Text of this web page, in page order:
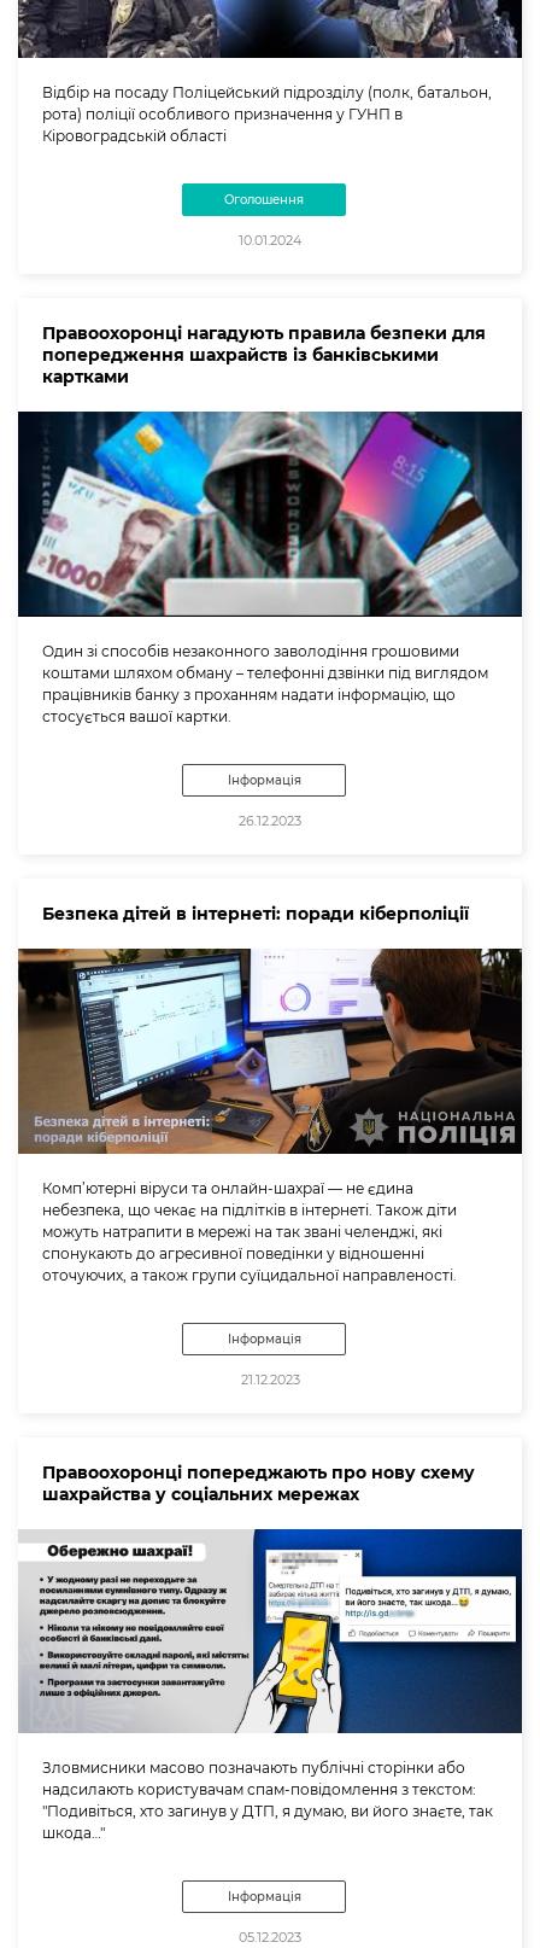
Відбір на посаду Поліцейський підрозділу (полк, батальон,
рота) поліції особливого призначення у ГУНП в
Кіровоградській області
Оголошення
10.01.2024
Правоохоронці нагадують правила безпеки для
попередження шахрайств із банківськими
картками
Один зі способів незаконного заволодіння грошовими
коштами шляхом обману – телефонні дзвінки під виглядом
працівників банку з проханням надати інформацію, що
стосується вашої картки.
Інформація
26.12.2023
Безпека дітей в інтернеті: поради кіберполіції
Комп’ютерні віруси та онлайн-шахраї — не єдина
небезпека, що чекає на підлітків в інтернеті. Також діти
можуть натрапити в мережі на так звані челенджі, які
спонукають до агресивної поведінки у відношенні
оточуючих, а також групи суїцидальної направленості.
Інформація
21.12.2023
Правоохоронці попереджають про нову схему
шахрайства у соціальних мережах
Зловмисники масово позначають публічні сторінки або
надсилають користувачам спам-повідомлення з текстом:
"Подивіться, хто загинув у ДТП, я думаю, ви його знаєте, так
шкода…"
Інформація
05.12.2023